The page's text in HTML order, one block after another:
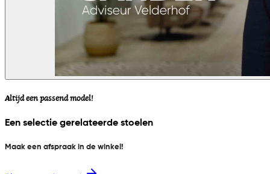
Altijd een passend model!
Een selectie gerelateerde stoelen
Maak een afspraak in de winkel!